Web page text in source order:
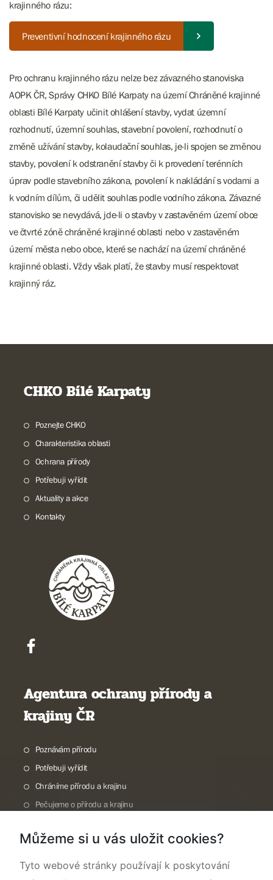
krajinného rázu:
Preventivní hodnocení krajinného rázu
Pro ochranu krajinného rázu nelze bez závazného stanoviska
AOPK ČR, Správy CHKO Bílé Karpaty na území Chráněné krajinné
oblasti Bílé Karpaty učinit ohlášení stavby, vydat územní
rozhodnutí, územní souhlas, stavební povolení, rozhodnutí o
změně užívání stavby, kolaudační souhlas, je-li spojen se změnou
stavby, povolení k odstranění stavby či k provedení terénních
úprav podle stavebního zákona, povolení k nakládání s vodami a
k vodním dílům, či udělit souhlas podle vodního zákona. Závazné
stanovisko se nevydává, jde-li o stavby v zastavěném území obce
ve čtvrté zóně chráněné krajinné oblasti nebo v zastavěném
území města nebo obce, které se nachází na území chráněné
krajinné oblasti. Vždy však platí, že stavby musí respektovat
krajinný ráz.
CHKO Bílé Karpaty
Poznejte CHKO
Charakteristika oblasti
Ochrana přírody
Potřebuji vyřídit
Aktuality a akce
Kontakty
Agentura ochrany přírody a
krajiny ČR
Poznávám přírodu
Potřebuji vyřídit
Chráníme přírodu a krajinu
Pečujeme o přírodu a krajinu
O nás
Můžeme si u vás uložit cookies?
Tyto webové stránky používají k poskytování